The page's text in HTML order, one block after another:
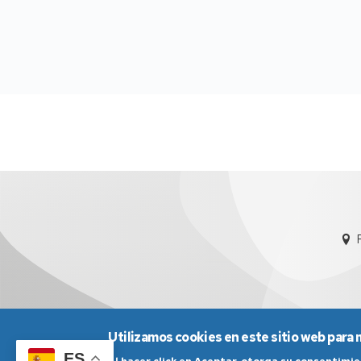
Aviso Legal
Utilizamos cookies en este sitio web para